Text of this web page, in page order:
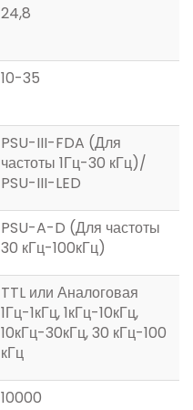
24,8
10-35
PSU-III-FDA (Для
частоты 1Гц-30 кГц)/
PSU-III-LED
PSU-A-D (Для частоты
30 кГц-100кГц)
TTL или Аналоговая
1Гц-1кГц, 1кГц-10кГц,
10кГц-30кГц, 30 кГц-100
кГц
10000